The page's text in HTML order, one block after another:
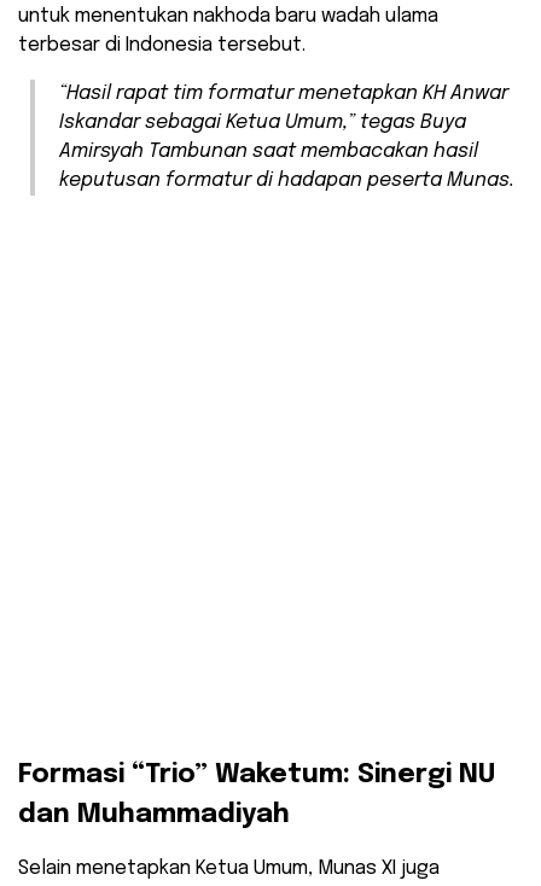
untuk menentukan nakhoda baru wadah ulama
terbesar di Indonesia tersebut.
“Hasil rapat tim formatur menetapkan KH Anwar
Iskandar sebagai Ketua Umum,”tegas Buya
Amirsyah Tambunan saat membacakan hasil
keputusan formatur di hadapan peserta Munas.
Formasi “Trio” Waketum: Sinergi NU
dan Muhammadiyah
Selain menetapkan Ketua Umum, Munas XI juga